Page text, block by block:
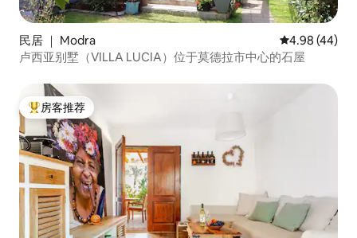
民居 ｜ Modra 平均评分
4.98 (44)
卢西亚别墅（VILLA LUCIA）位于莫德拉市中心的石屋
热门「房客推荐」
房客推荐